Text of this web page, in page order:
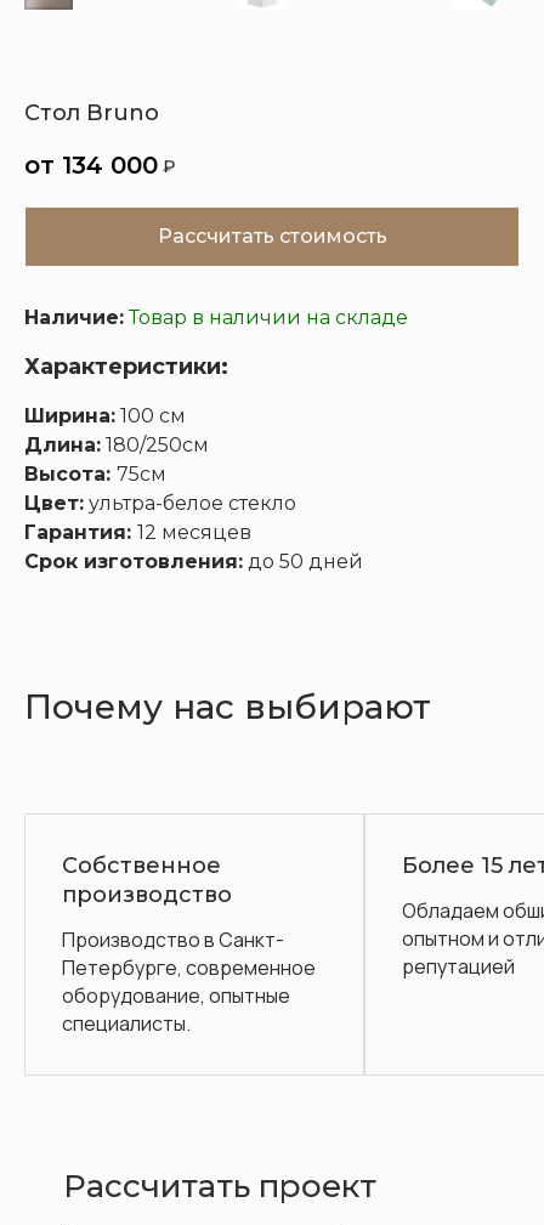
Кухни
Стол Bruno
134 000 ₽
Рассчитать стоимость
Наличие: Товар в наличии на складе
Характеристики:
Ширина: 100 см
Длина: 180/250см
Высота: 75см
Цвет: ультра-белое стекло
Гарантия: 12 месяцев
Срок изготовления: до 50 дней
Почему нас выбирают
в Санкт-
современное
опытные
Более 15 лет на
Обладаем обширным
опытном и отличной
репутацией
Рассчитать проект